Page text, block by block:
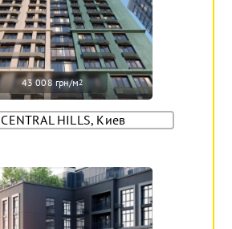
43 008 грн/м2
HILLS, Киев